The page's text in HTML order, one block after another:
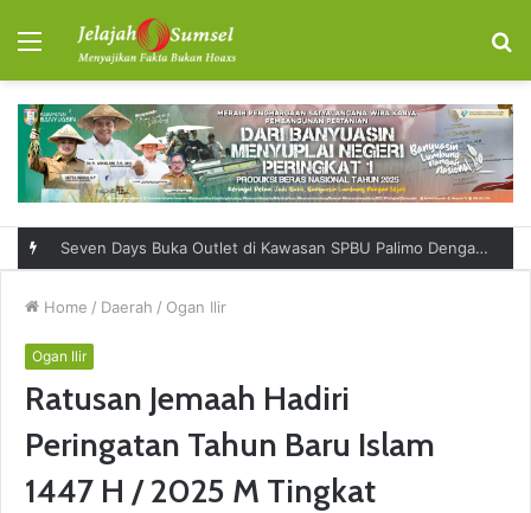
Menu
RSUD Talang Ubi Permudah Masyarakat Sampaikan Keluhan Lewat Kanal Pengaduan Resmi
Home / Daerah / Ogan Ilir
Ogan Ilir
Ratusan Jemaah Hadiri
Peringatan Tahun Baru Islam
1447 H / 2025 M Tingkat